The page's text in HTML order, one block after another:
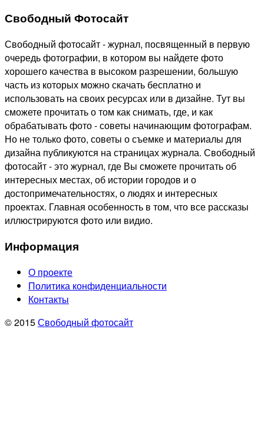
Свободный Фотосайт
Свободный фотосайт - журнал, посвященный в первую
очередь фотографии, в котором вы найдете фото
хорошего качества в высоком разрешении, большую
часть из которых можно скачать бесплатно и
использовать на своих ресурсах или в дизайне. Тут вы
сможете прочитать о том как снимать, где, и как
обрабатывать фото - советы начинающим фотографам.
Но не только фото, советы о съемке и материалы для
дизайна публикуются на страницах журнала. Свободный
фотосайт - это журнал, где Вы сможете прочитать об
интересных местах, об истории городов и о
достопримечательностях, о людях и интересных
проектах. Главная особенность в том, что все рассказы
иллюстрируются фото или видио.
Информация
О проекте
Политика конфиденциальности
Контакты
© 2015Свободный фотосайт